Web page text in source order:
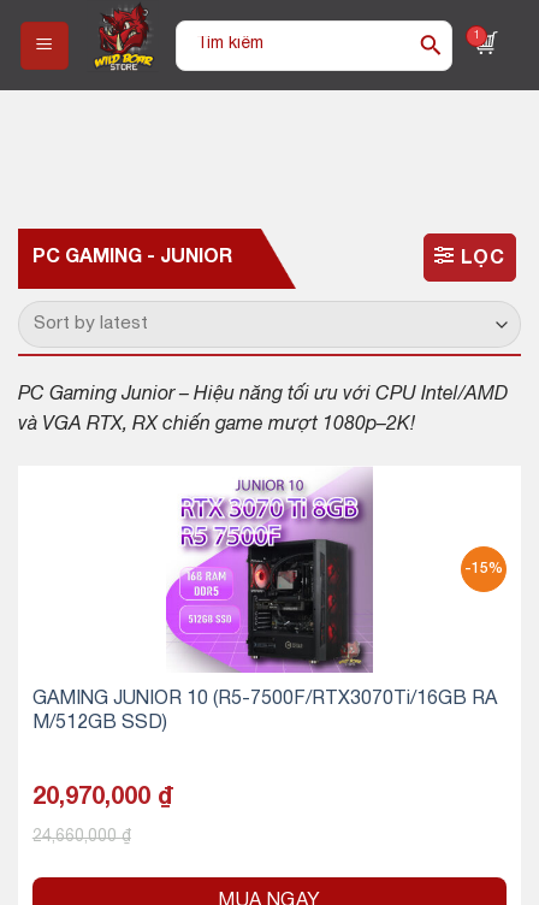
content
Tìm
1
PC GAMING - JUNIOR LỌC
PC Gaming Junior – Hiệu năng tối ưu với CPU Intel/AMD
và VGA RTX, RX chiến game mượt 1080p–2K!
-15%
GAMING JUNIOR 10 (R5-7500F/RTX3070Ti/16GB RA
M/512GB SSD)
20,970,000 ₫
24,660,000₫
MUA NGAY